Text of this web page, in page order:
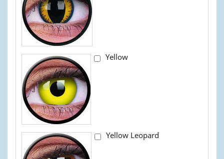
Yellow
Yellow Leopard